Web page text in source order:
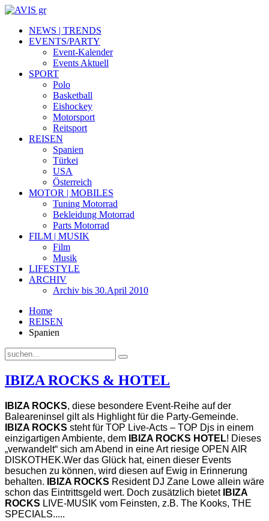
NEWS | TRENDS
EVENTS/PARTY
Event-Kalender
Events Aktuell
SPORT
Polo
Basketball
Eishockey
Motorsport
Reitsport
REISEN
Spanien
Türkei
USA
Österreich
MOTOR | MOBILES
Tuning Motorrad
Bekleidung Motorrad
Parts Motorrad
FILM | MUSIK
Film
Musik
LIFESTYLE
ARCHIV
Archiv bis 30.April 2010
Home
REISEN
Spanien
IBIZA ROCKS & HOTEL
IBIZA ROCKS, diese besondere Event-Reihe auf der
Baleareninsel gilt als Highlight für die Party-Gemeinde.
IBIZA ROCKS steht für TOP Live-Acts – TOP Djs in einem
einzigartigen Ambiente, dem
IBIZA ROCKS HOTEL! Dieses
„verwandelt“ sich am Abend in eine Art riesige OPEN AIR
DISKOTHEK.Wer das Glück hat, einen dieser Events
besuchen zu können, wird diesen auf Ewig in Erinnerung
behalten.
IBIZA ROCKS Resident DJ Zane Lowe allein wäre
schon das Eintrittsgeld wert. Doch zusätzlich bietet IBIZA
ROCKS LIVE-MUSIK vom Feinsten, z.B. The Kooks, THE
SPECIALS.....